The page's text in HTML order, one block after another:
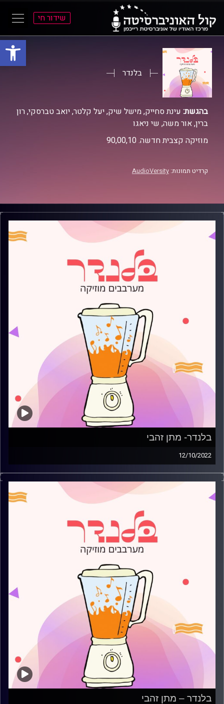
פתח
התפריט
התוכן
שידור חי
בלנדר
בהגשת: עינת סחייק, מישל שיק, יעל קלטר, יואב טברסקי, רון
ברין, אור משה, שי ניאגו
מוזיקה קצבית חדשה. 90,00,10
קרדיט תמונות: AudioVersity
בלנדר- מתן זהבי
12/10/2022
מוזיקה קצבית חדשה עם מתן זהבי.
קרדיט תמונות:
AudioVersity
בלנדר – מתן זהבי